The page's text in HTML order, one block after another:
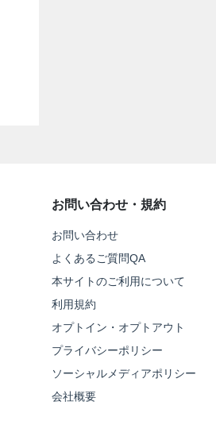
お問い合わせ・規約
お問い合わせ
よくあるご質問QA
本サイトのご利用について
利用規約
オプトイン・オプトアウト
プライバシーポリシー
ソーシャルメディアポリシー
会社概要